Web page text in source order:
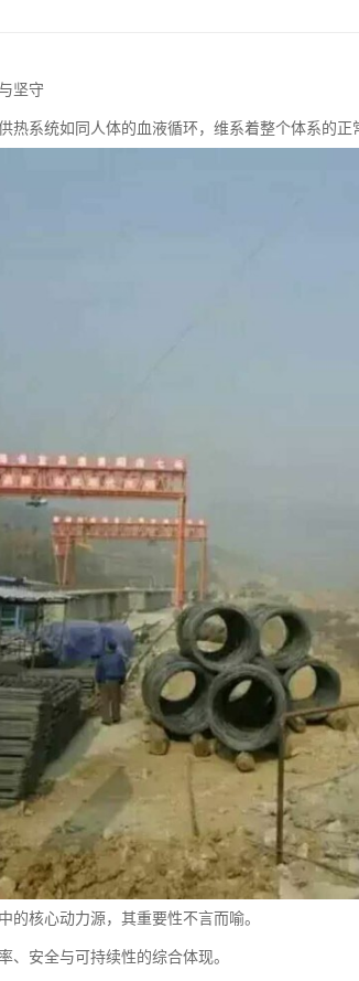
坚守
热系统如同人体的血液循环，维系着整个体系的正
的核心动力源，其重要性不言而喻。
、安全与可持续性的综合体现。